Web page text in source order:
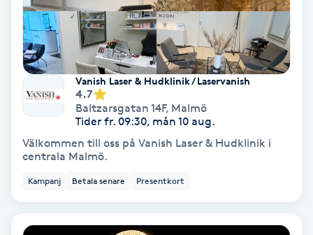
Tatueringsborttagning
Terapi
Thaimassage
Toning
Torr hårbotten
Torrborstning
Vanish Laser & Hudklinik / Laservanish
4.7
Baltzarsgatan 14F, Malmö
Tider fr. 09:30, mån 10 aug.
Välkommen till oss på Vanish Laser & Hudklinik i
centrala Malmö.
Kampanj Betala senare Presentkort